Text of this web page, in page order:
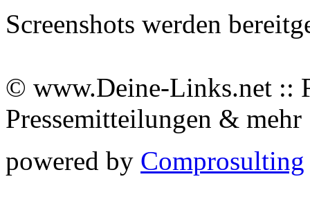
Screenshots werden
© www.Deine-Links.net ::
Pressemitteilungen &
powered by Comprosulting